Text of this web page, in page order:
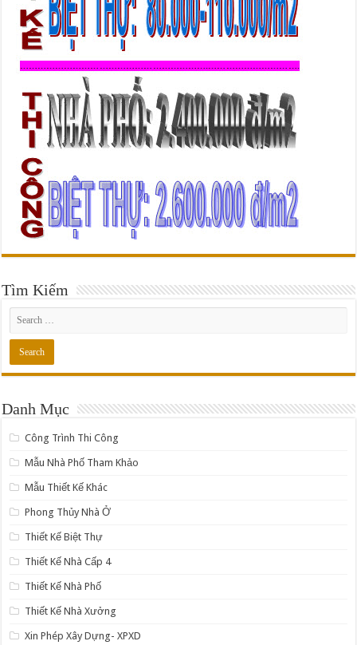
Tìm Kiếm
Danh Mục
Công Trình Thi Công
Mẫu Nhà Phố Tham Khảo
Mẫu Thiết Kế Khác
Phong Thủy Nhà Ở
Thiết Kế Biệt Thự
Thiết Kế Nhà Cấp 4
Thiết Kế Nhà Phố
Thiết Kế Nhà Xưởng
Xin Phép Xây Dựng- XPXD